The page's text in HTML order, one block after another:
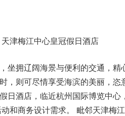
津梅江中心皇冠假日酒店
坐拥辽阔海景与便利的交通，精
，则可尽情享受海滨的美丽，恣
日酒店， 临近杭州国际博览中心，
和商务设计需求。 毗邻天津梅